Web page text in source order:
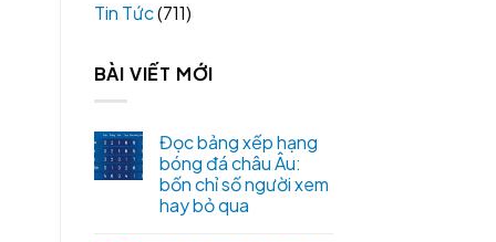
Tin Tức(711)
BÀI VIẾT MỚI
Đọc bảng xếp hạng
bóng đá châu Âu:
bốn chỉ số người xem
hay bỏ qua